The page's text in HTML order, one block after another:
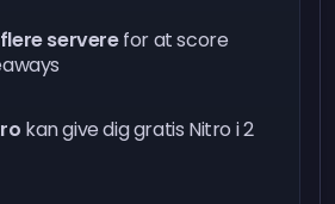
serverefor at score
kan give dig gratis Nitro i 2